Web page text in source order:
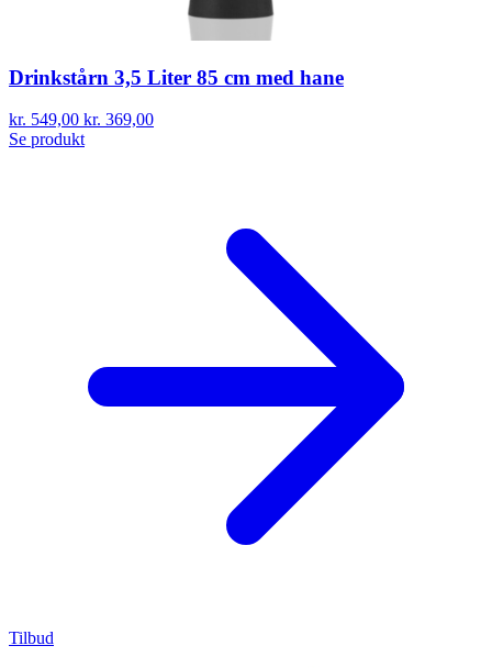
Drinkstårn 3,5 Liter 85 cm med hane
kr. 549,00 kr. 369,00
Se produkt
Tilbud